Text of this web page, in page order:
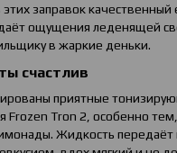
заправок качественный
ощущения леденящей
в жаркие деньки.
счастлив
приятные
Frozen Tron 2, особенно
Жидкость